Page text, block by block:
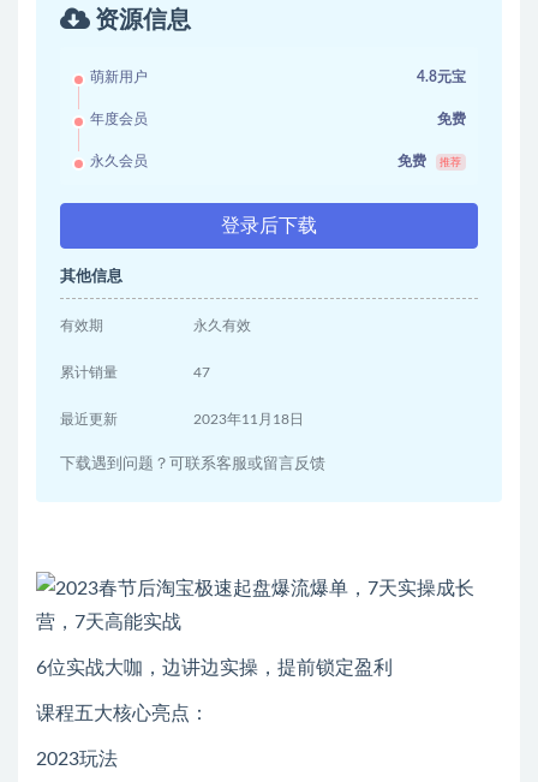
资源信息
萌新用户 4.8元宝
年度会员 免费
永久会员 免费 推荐
登录后下载
其他信息
有效期 永久有效
累计销量 47
最近更新 2023年11月18日
下载遇到问题？可联系客服或留言反馈
6位实战大咖，边讲边实操，提前锁定盈利
课程五大核心亮点：
2023玩法